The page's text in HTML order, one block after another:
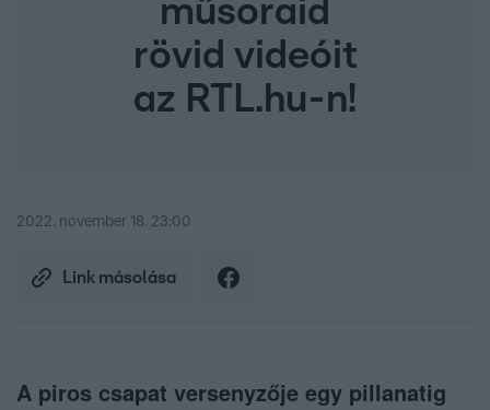
műsoraid
rövid videóit
az RTL.hu-n!
2022. november 18. 23:00
Link másolása
A piros csapat versenyzője egy pillanatig